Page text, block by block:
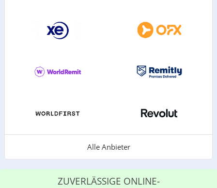
Alle Anbieter
ZUVERLÄSSIGE ONLINE-